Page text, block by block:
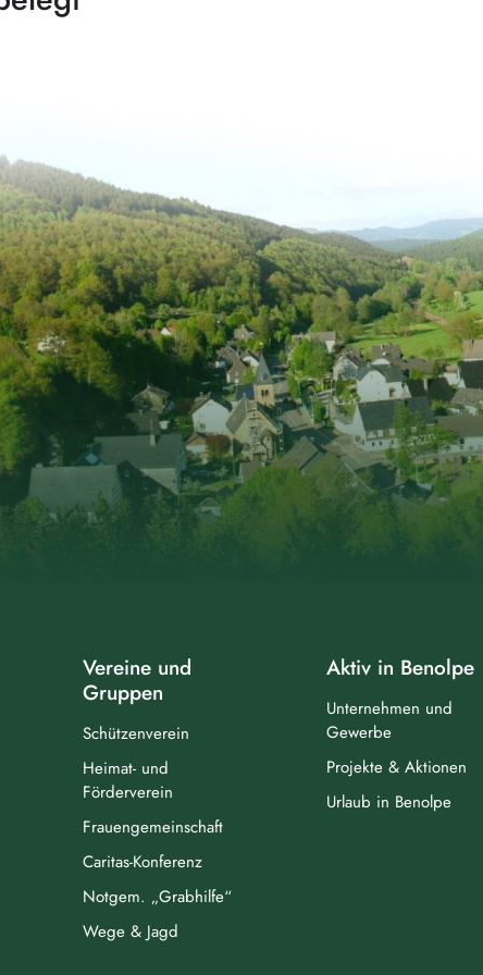
Vereine und
Gruppen
Schützenverein
Heimat- und
Förderverein
Frauengemeinschaft
Caritas-Konferenz
Notgem. „Grabhilfe“
Wege & Jagd
Aktiv in Benolpe
Unternehmen und
Gewerbe
Projekte & Aktionen
Urlaub in Benolpe